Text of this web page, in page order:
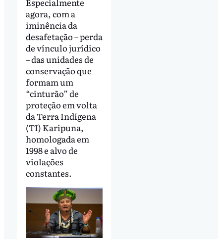
agora, com a
iminência da
desafetação – perda
de vínculo jurídico
– das unidades de
conservação que
formam um
“cinturão” de
proteção em volta
da Terra Indígena
(TI) Karipuna,
homologada em
1998 e alvo de
violações
constantes.